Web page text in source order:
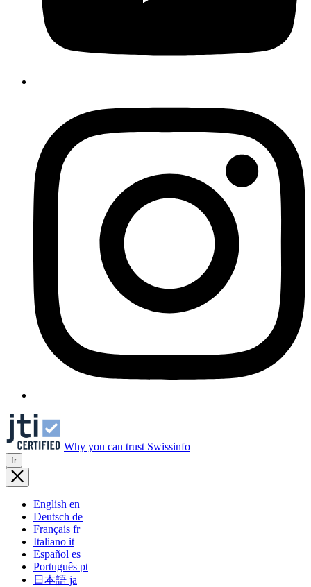
Why you can trust Swissinfo
fr
English en
Deutsch de
Français fr
Italiano it
Español es
Português pt
日本語 ja